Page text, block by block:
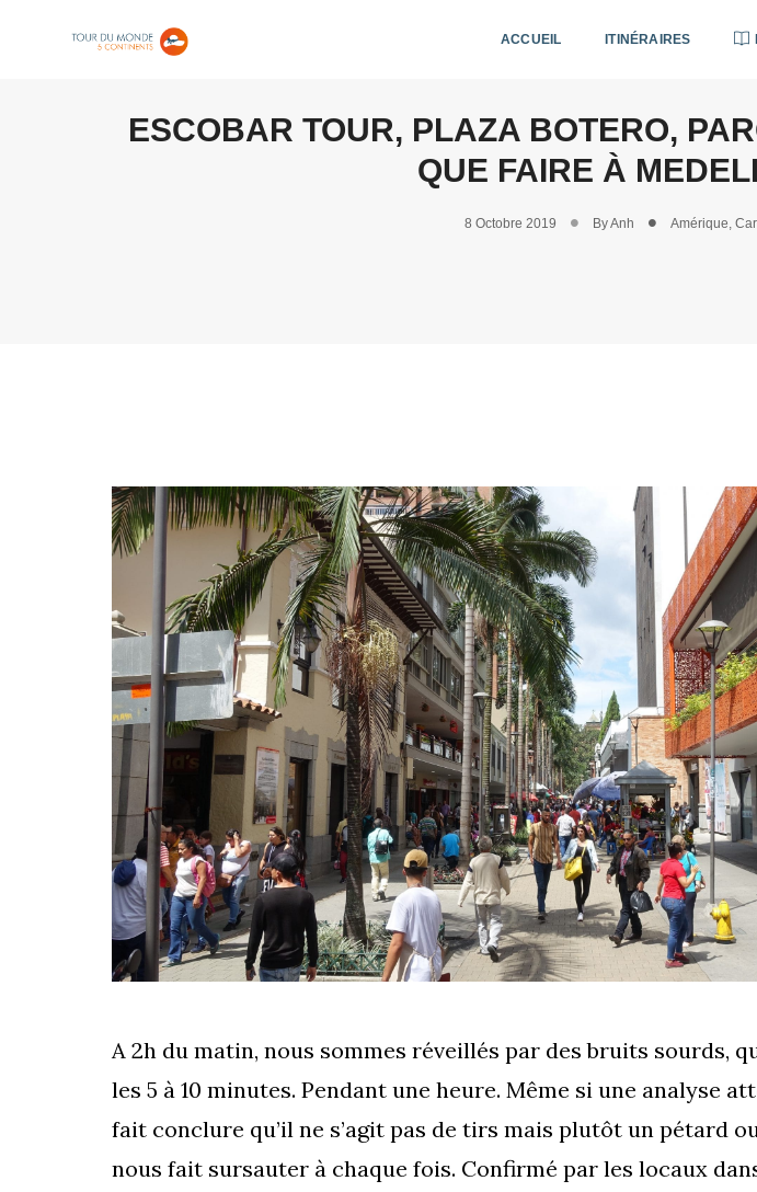
ACCUEIL ITINÉRAIRES
ESCOBAR TOUR, PLAZA BOTERO,
QUE FAIRE À
8 Octobre 2019 ByAnh Amérique,
A 2h du matin, nous sommes réveillés par des bruits sourds,
les 5 à 10 minutes. Pendant une heure. Même si une analyse
fait conclure qu’il ne s’agit pas de tirs mais plutôt un pétard
nous fait sursauter à chaque fois. Confirmé par les locaux